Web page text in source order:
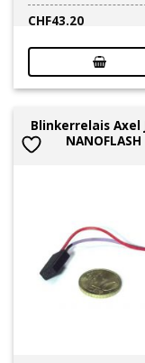
CHF43.20
Blinkerrelais Axel
NANOFLASH